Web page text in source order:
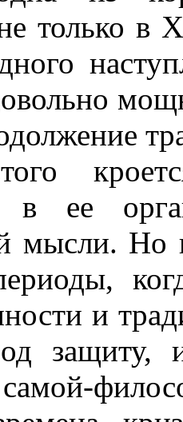
только в
в ее
мысли. Но
и
защиту,